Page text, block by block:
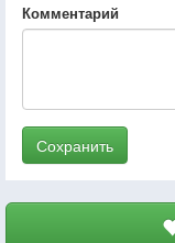
Комментарий
Сохранить